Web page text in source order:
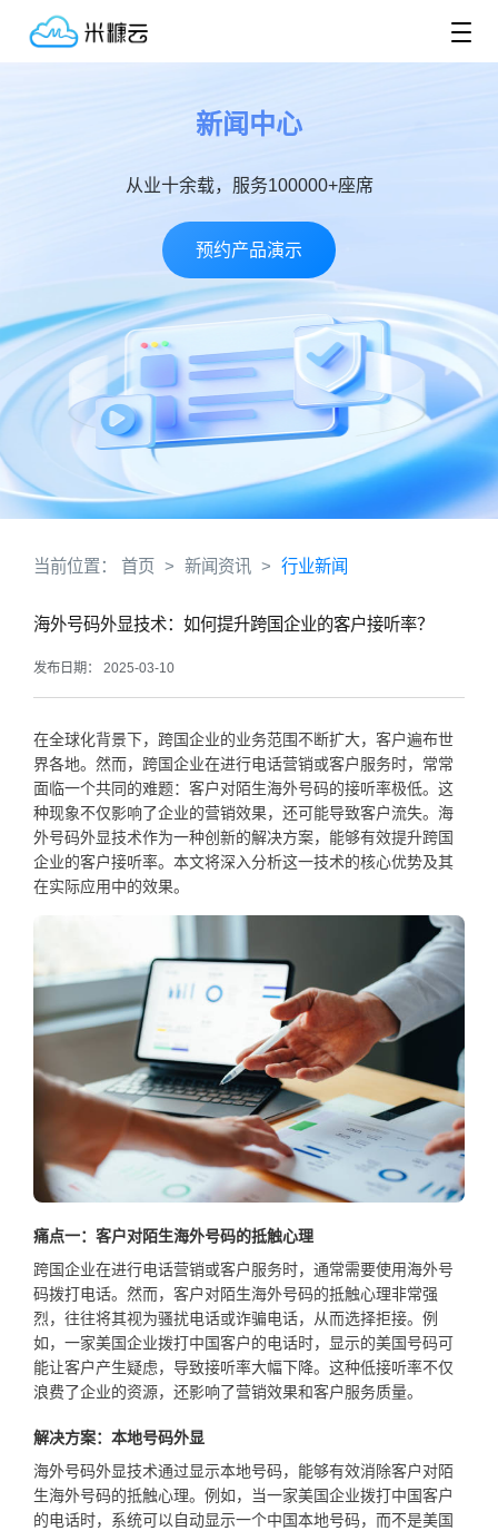
新闻中心
从业十余载，服务100000+座席
预约产品演示
当前位置： 首页 > 新闻资讯 > 行业新闻
海外号码外显技术：如何提升跨国企业的客户接听率？
发布日期： 2025-03-10
在全球化背景下，跨国企业的业务范围不断扩大，客户遍布世
界各地。然而，跨国企业在进行电话营销或客户服务时，常常
面临一个共同的难题：客户对陌生海外号码的接听率极低。这
种现象不仅影响了企业的营销效果，还可能导致客户流失。海
外号码外显技术作为一种创新的解决方案，能够有效提升跨国
企业的客户接听率。本文将深入分析这一技术的核心优势及其
在实际应用中的效果。
痛点一：客户对陌生海外号码的抵触心理
跨国企业在进行电话营销或客户服务时，通常需要使用海外号
码拨打电话。然而，客户对陌生海外号码的抵触心理非常强
烈，往往将其视为骚扰电话或诈骗电话，从而选择拒接。例
如，一家美国企业拨打中国客户的电话时，显示的美国号码可
能让客户产生疑虑，导致接听率大幅下降。这种低接听率不仅
浪费了企业的资源，还影响了营销效果和客户服务质量。
解决方案：本地号码外显
海外号码外显技术通过显示本地号码，能够有效消除客户对陌
生海外号码的抵触心理。例如，当一家美国企业拨打中国客户
的电话时，系统可以自动显示一个中国本地号码，而不是美国